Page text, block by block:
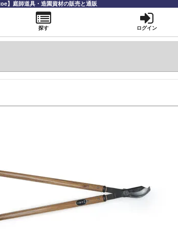
】庭師道具・造園資材の販売と通販
探す ログイン